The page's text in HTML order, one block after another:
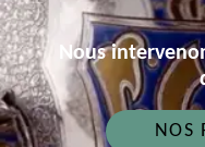
Nous
NOS